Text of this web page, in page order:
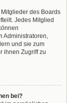
des Boards
Jedes Mitglied
Administratoren,
und sie zum
ihnen Zugriff zu
bei?